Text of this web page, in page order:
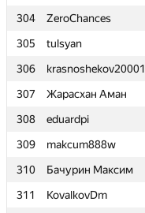
304
ZeroChances
305
tulsyan
306
krasnoshekov20001
307
Жарасхан Аман
308
eduardpi
309
makcum888w
310
Бачурин Максим
311
KovalkovDm
304
ZeroChances
305
tulsyan
306
krasnoshekov20001
307
Жарасхан Аман
308
eduardpi
309
makcum888w
310
Бачурин Максим
311
KovalkovDm